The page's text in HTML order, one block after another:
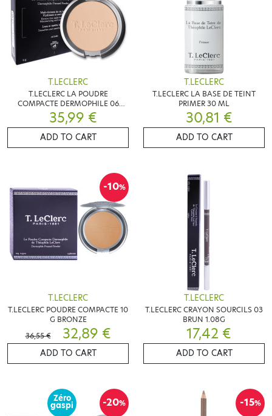
T.LECLERC
T.LECLERC LA POUDRE
COMPACTE DERMOPHILE 06
SABLE 9G
35,99 €
ADD TO CART
T.LECLERC
T.LECLERC LA BASE DE TEINT
PRIMER 30 ML
30,81 €
ADD TO CART
-10%
T.LECLERC
T.LECLERC POUDRE COMPACTE 10
G BRONZE
36,55 €
32,89 €
ADD TO CART
T.LECLERC
T.LECLERC CRAYON SOURCILS 03
BRUN 1.08G
17,42 €
ADD TO CART
-20%
Zéro
gaspi -15%